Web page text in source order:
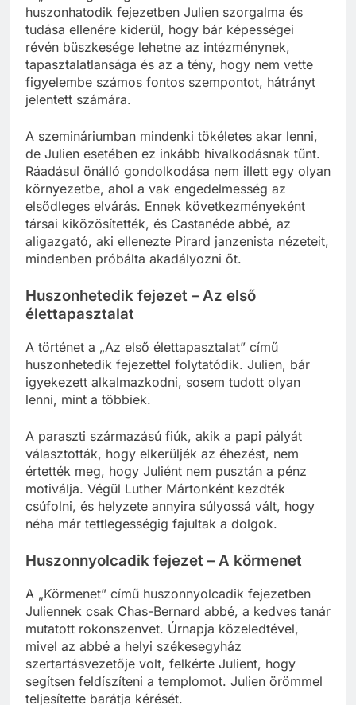
A „Amit a gazdagok nem ismernek” című
huszonhatodik fejezetben Julien szorgalma és
tudása ellenére kiderül, hogy bár képességei
révén büszkesége lehetne az intézménynek,
tapasztalatlansága és az a tény, hogy nem vette
figyelembe számos fontos szempontot, hátrányt
A szemináriumban mindenki tökéletes akar lenni,
de Julien esetében ez inkább hivalkodásnak tűnt.
Ráadásul önálló gondolkodása nem illett egy olyan
környezetbe, ahol a vak engedelmesség az
elsődleges elvárás. Ennek következményeként
társai kiközösítették, és Castanéde abbé, az
aligazgató, aki ellenezte Pirard janzenista nézeteit,
Huszonhetedik fejezet – Az első
élettapasztalat
A történet a „Az első élettapasztalat” című
huszonhetedik fejezettel folytatódik. Julien, bár
igyekezett alkalmazkodni, sosem tudott olyan
A paraszti származású fiúk, akik a papi pályát
választották, hogy elkerüljék az éhezést, nem
értették meg, hogy Juliént nem pusztán a pénz
motiválja. Végül Luther Mártonként kezdték
csúfolni, és helyzete annyira súlyossá vált, hogy
Huszonnyolcadik fejezet – A körmenet
A „Körmenet” című huszonnyolcadik fejezetben
Juliennek csak Chas-Bernard abbé, a kedves tanár
mutatott rokonszenvet. Úrnapja közeledtével,
mivel az abbé a helyi székesegyház
szertartásvezetője volt, felkérte Julient, hogy
segítsen feldíszíteni a templomot. Julien örömmel